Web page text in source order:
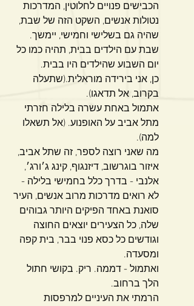
הכבישים פנויים לחלוטין, המדרכות
נטולות אנשים, השקט הזה של שבת,
שהיה גם בשלישי וחמישי, יימשך.
שבת עם הילדים בבית, תהיה כמו כל
יום השבוע שהילדים היו בבית.
כן, אני בירידה מוראלית.(שתעלה
בקרוב, אל תדאגו).
אתמול באחת עשרה בלילה חזרתי
מתל אביב על האופנוע. (אל תשאלו
למה).
מה שאני רוצה לספר, זה שתל אביב,
איזור בוגרשוב, דיזנגוף, קינג ג׳ורג׳,
אלנבי - בדרך כלל בחמישי בלילה -
לא רואים מדרכות מרוב אנשים, העיר
סואנת באחד הפיקים היותר גבוהים
שלה, כל הצעירים יוצאים החוצה
וגודשים כל כסא פנוי בבר, בית קפה
ומסעדה.
ואתמול - דממה. ריק. בקושי חתול
הלך ברחוב.
הרמתי את העיניים למרפסות